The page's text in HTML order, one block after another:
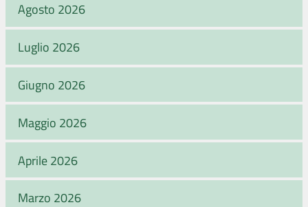
Agosto 2026
Luglio 2026
Giugno 2026
Maggio 2026
Aprile 2026
Marzo 2026